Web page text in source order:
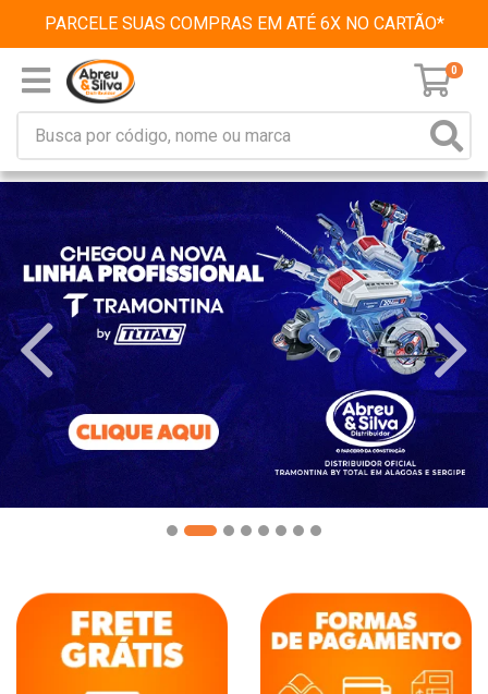
PARCELE SUAS COMPRAS EM ATÉ 6X NO CARTÃO*
0